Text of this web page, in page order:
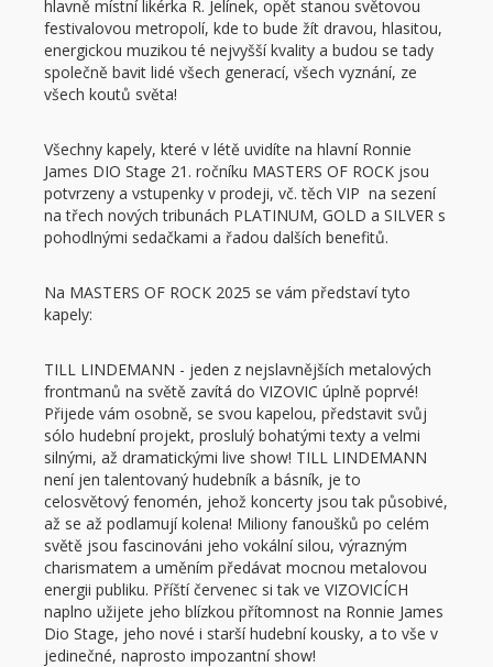
hlavně místní likérka R. Jelínek, opět stanou světovou
festivalovou metropolí, kde to bude žít dravou, hlasitou,
energickou muzikou té nejvyšší kvality a budou se tady
společně bavit lidé všech generací, všech vyznání, ze
všech koutů světa!
Všechny kapely, které v létě uvidíte na hlavní Ronnie
James DIO Stage 21. ročníku MASTERS OF ROCK jsou
potvrzeny a vstupenky v prodeji, vč. těch VIP na sezení
na třech nových tribunách PLATINUM, GOLD a SILVER s
pohodlnými sedačkami a řadou dalších benefitů.
Na MASTERS OF ROCK 2025 se vám představí tyto
kapely:
TILL LINDEMANN - jeden z nejslavnějších metalových
frontmanů na světě zavítá do VIZOVIC úplně poprvé!
Přijede vám osobně, se svou kapelou, představit svůj
sólo hudební projekt, proslulý bohatými texty a velmi
silnými, až dramatickými live show! TILL LINDEMANN
není jen talentovaný hudebník a básník, je to
celosvětový fenomén, jehož koncerty jsou tak působivé,
až se až podlamují kolena! Miliony fanoušků po celém
světě jsou fascinováni jeho vokální silou, výrazným
charismatem a uměním předávat mocnou metalovou
energii publiku. Příští červenec si tak ve VIZOVICÍCH
naplno užijete jeho blízkou přítomnost na Ronnie James
Dio Stage, jeho nové i starší hudební kousky, a to vše v
jedinečné, naprosto impozantní show!